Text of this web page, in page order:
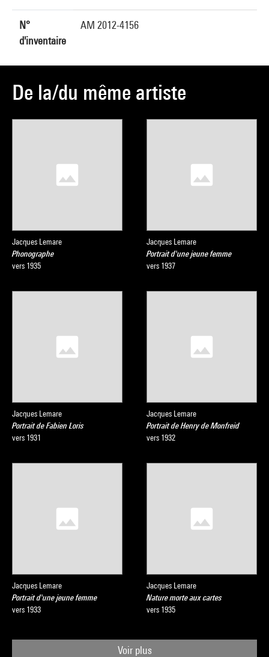
N°
d'inventaire
AM 2012-4156
De la/du même artiste
Jacques Lemare
Phonographe
vers 1935
Jacques Lemare
Portrait d'une jeune femme
vers 1937
Jacques Lemare
Portrait de Fabien Loris
vers 1931
Jacques Lemare
Portrait de Henry de Monfreid
vers 1932
Jacques Lemare
Portrait d'une jeune femme
vers 1933
Jacques Lemare
Nature morte aux cartes
vers 1935
Voir plus